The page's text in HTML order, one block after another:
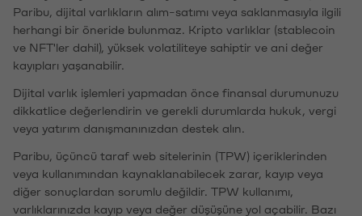
Paribu, dijital varlıkların alım-satımı veya saklanmasıyla ilgili
herhangi bir öneride bulunmaz. Kripto varlıklar (stablecoin
ve NFT'ler dahil), yüksek volatiliteye sahiptir ve ani değer
kayıpları yaşanabilir.
Dijital varlık işlemleri yapmadan önce finansal durumunuzu
dikkatlice değerlendirin ve gerekli durumlarda hukuk, vergi
veya yatırım danışmanınızdan destek alın.
Paribu, üçüncü taraf web sitelerinin (TPW) içeriklerinden
veya kullanımından kaynaklanabilecek zarar, kayıp veya
diğer sonuçlardan sorumlu değildir. TPW kullanımı,
varlıklarınızda kayıp veya değer düşüşüne yol açabilir. Bazı